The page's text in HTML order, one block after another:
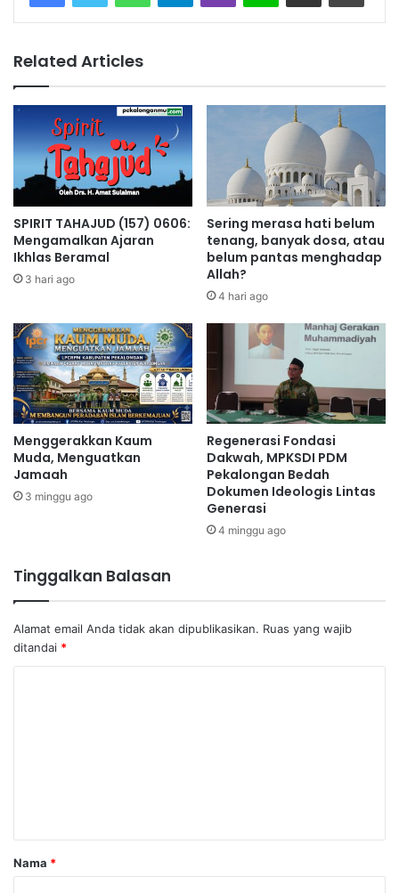
Related Articles
SPIRIT TAHAJUD (157) 0606:
Mengamalkan Ajaran
Ikhlas Beramal
3 hari ago
Sering merasa hati belum
tenang, banyak dosa, atau
belum pantas menghadap
Allah?
4 hari ago
Menggerakkan Kaum
Muda, Menguatkan
Jamaah
3 minggu ago
Regenerasi Fondasi
Dakwah, MPKSDI PDM
Pekalongan Bedah
Dokumen Ideologis Lintas
Generasi
4 minggu ago
Tinggalkan Balasan
Alamat email Anda tidak akan dipublikasikan. Ruas yang wajib
ditandai *
a
r
Nama *